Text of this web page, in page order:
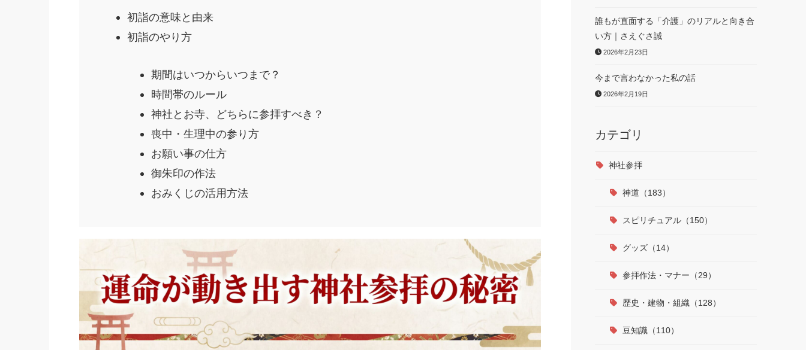
初詣の意味と由来
初詣のやり方
期間はいつからいつまで？
時間帯のルール
神社とお寺、どちらに参拝すべき？
喪中・生理中の参り方
お願い事の仕方
御朱印の作法
おみくじの活用方法
誰もが直面する「介護」のリアルと向き合
い方｜さえぐさ誠
2026年2月23日
今まで言わなかった私の話
2026年2月19日
カテゴリ
神社参拝
神道（183）
スピリチュアル（150）
グッズ（14）
参拝作法・マナー（29）
歴史・建物・組織（128）
豆知識（110）